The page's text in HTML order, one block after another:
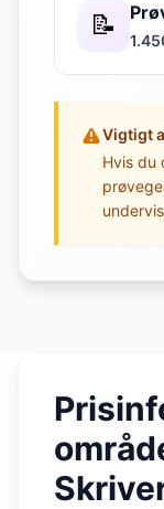
📝
Vigtigt
Hvis du